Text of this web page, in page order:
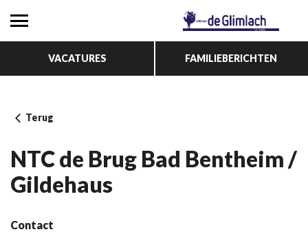
VACATURES FAMILIEBERICHTEN
Terug
NTC de Brug Bad Bentheim /
Gildehaus
Contact